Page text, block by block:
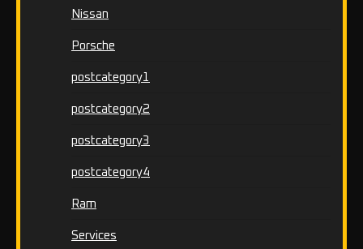
Nissan
Porsche
postcategory1
postcategory2
postcategory3
postcategory4
Ram
Services